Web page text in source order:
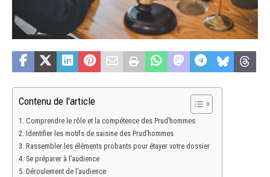
Contenu de l'article
Comprendre le rôle et la compétence des Prud’hommes
Identifier les motifs de saisine des Prud’hommes
Rassembler les éléments probants pour étayer votre dossier
Se préparer à l’audience
Déroulement de l’audience